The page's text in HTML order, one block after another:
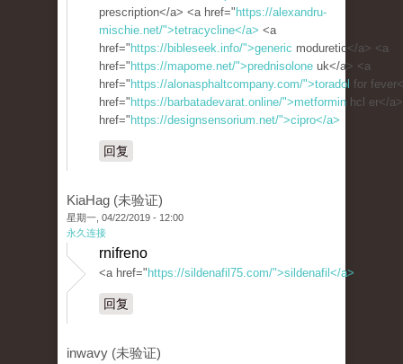
prescription</a> <a href=" https://alexandru-
mischie.net/">tetracycline</a> <a
href=" https://bibleseek.info/">generic moduretic</a> <a
href=" https://mapome.net/">prednisolone uk</a> <a
href=" https://alonasphaltcompany.com/">toradol for
href=" https://barbatadevarat.online/">metformin hcl er</
href=" https://designsensorium.net/">cipro</a>
回复
KiaHag (未验证)
星期一, 04/22/2019 - 12:00
永久连接
rnifreno
<a href=" https://sildenafil75.com/">sildenafil</a>
回复
inwavy (未验证)